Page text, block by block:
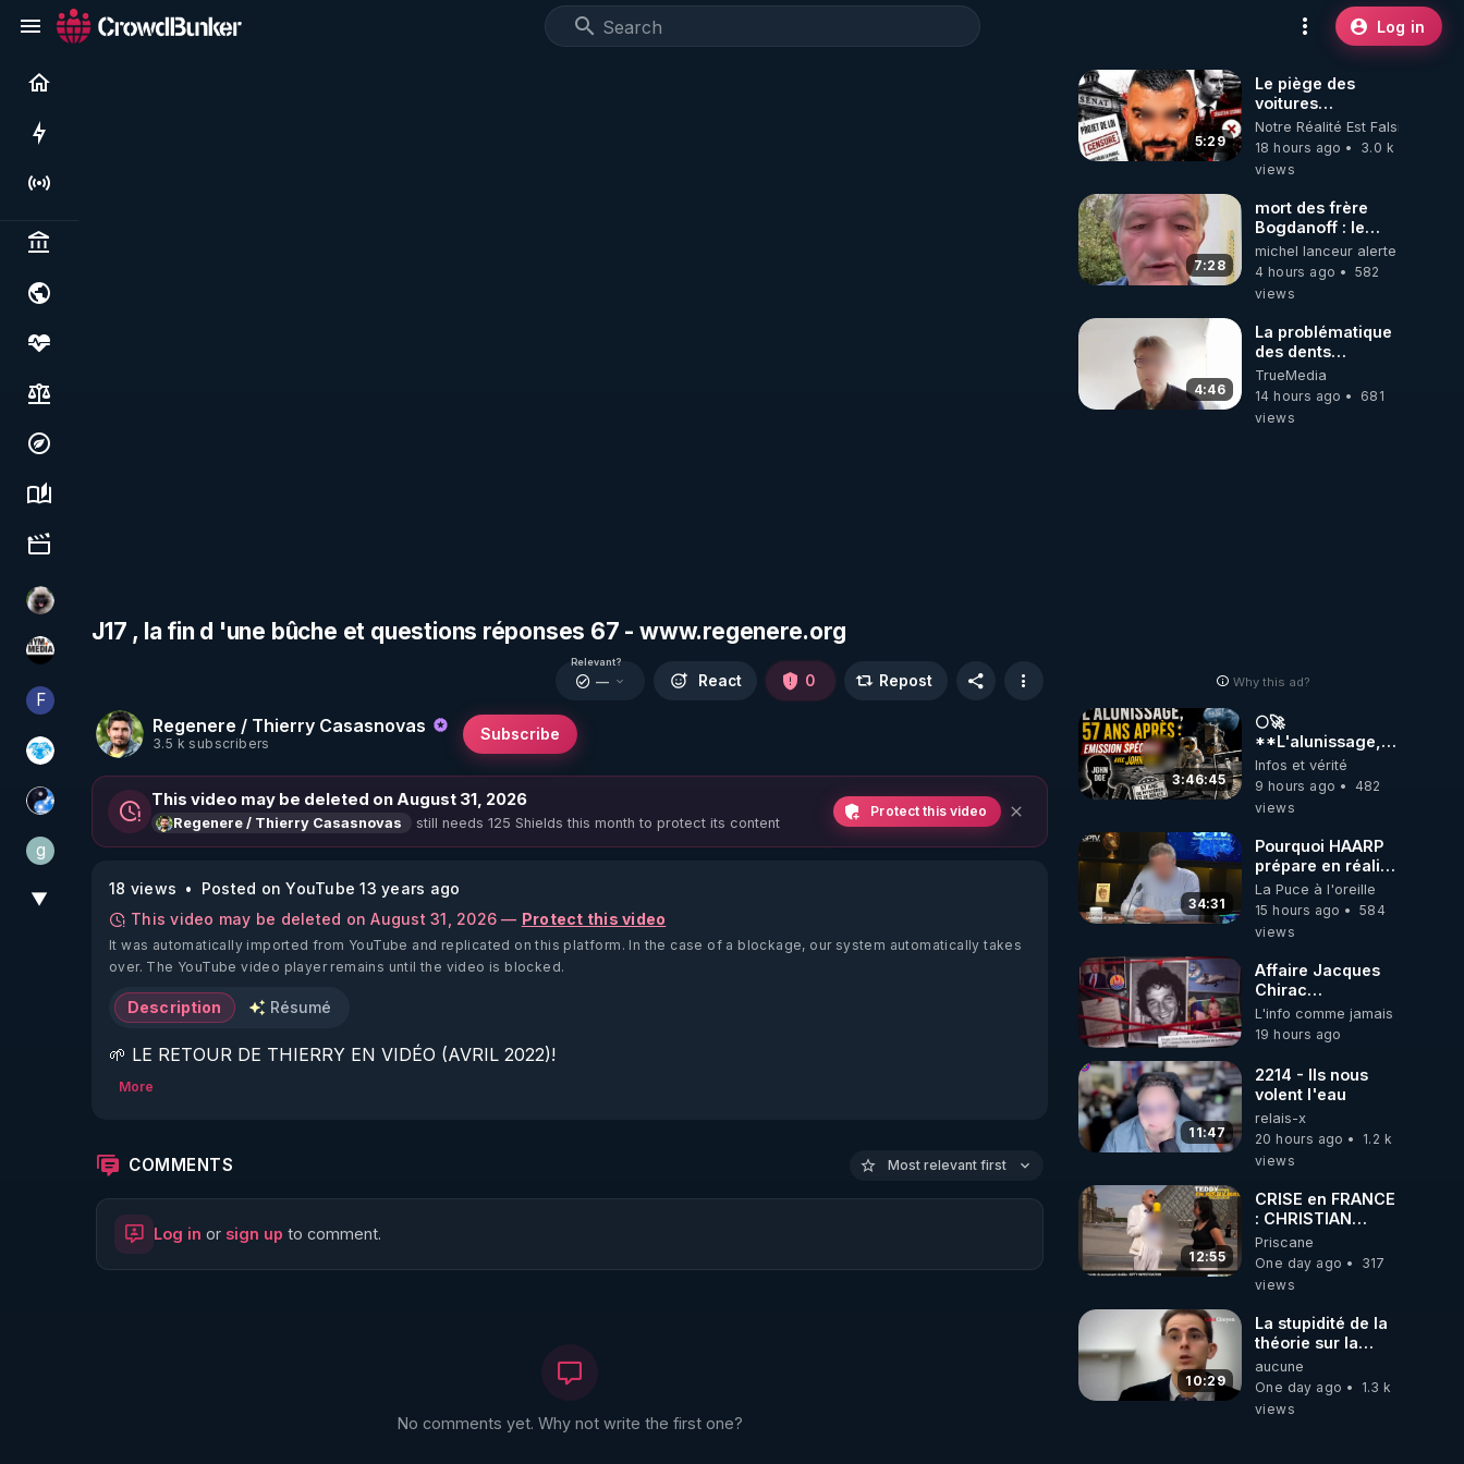
Log in
Politics & institutions
Society, justice & freedoms
Economy, environment & technology
Science, history & spirituality
Culture, media & entertainment
Priscane
HYM.MEDIA
FFinalscape
A.D.N.M
Chercheur de vérité
ggilo59
▼
J17 , la fin d 'une bûche et questions réponses 67 - www.regenere.org
Regenere / Thierry Casasnovas
3.5 k subscribers
Subscribe
Relevant?
— React 0 Repost
This video may be deleted on August 31, 2026
Regenere / Thierry Casasnovas still needs 125 Shields this month to protect its content
Protect this video
18 views
Posted on YouTube 13 years ago
This video may be deleted on August 31, 2026 — Protect this video
It was automatically imported from YouTube and replicated on this platform. In the case of a blockage, our system automatically takes
over. The YouTube video player remains until the video is blocked.
Description Résumé
🌱 LE RETOUR DE THIERRY EN VIDÉO (AVRIL 2022)!
🌱 LE MAGAZINE RÉGÉNÈRE
http://rgnr.li/ymag
More
COMMENTS Most relevant first
Log in or sign up to comment.
No comments yet. Why not write the first one?
5:29
Le piège des
voitures
électriques se
referme sur les
usagers !
Notre Réalité Est Falsifiée Et
18 hours ago
3.0 k
views
7:28
mort des frère
Bogdanoff : le
mensonge d état
michel lanceur alerte
4 hours ago
582
views
4:46
La problématique
des dents
dévitalisées et
des implants
TrueMedia
14 hours ago
681
views
Why this ad?
3:46:45
🌕🚀
**L'alunissage,
57 ans après :
Émission spéciale
avec John Doe
Infos et vérité
9 hours ago
482
views
34:31
Pourquoi HAARP
prépare en réalité
un CHAOS
climatique, on
répond
La Puce à l'oreille
15 hours ago
584
views
Affaire Jacques
Chirac
cococainoman
PD, Gaston Flosse
IDEM, les
barbouses, mort
du journaliste
Couraud dit JPK
par la mafai et
frère la truelle ! 😒
https://odysee.com/
journaliste-
enqu%C3%AAtait-
sur-l%27Etat-
fran%C3%A7ais.-
disparu:5
L'info comme jamais
19 hours ago
11:47
2214 - Ils nous
volent l'eau
relais-x
20 hours ago
1.2 k
views
12:55
CRISE en FRANCE
: CHRISTIAN
COTTEN FAIT une
étrange
découverte
Priscane
One day ago
317
views
10:29
La stupidité de la
théorie sur la
responsabilité de
l’homme
concernant le
aucune
One day ago
1.3 k
views